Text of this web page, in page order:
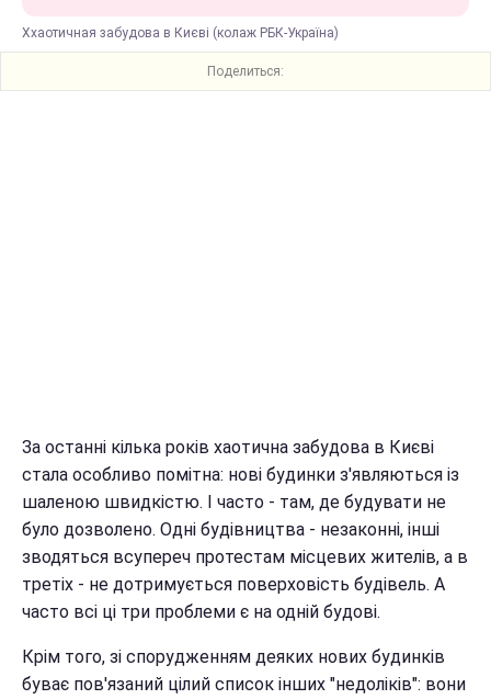
Ххаотичная забудова в Києві (колаж РБК-Україна)
Поделиться:
За останні кілька років хаотична забудова в Києві
стала особливо помітна: нові будинки з'являються із
шаленою швидкістю. І часто - там, де будувати не
було дозволено. Одні будівництва - незаконні, інші
зводяться всупереч протестам місцевих жителів, а в
третіх - не дотримується поверховість будівель. А
часто всі ці три проблеми є на одній будові.
Крім того, зі спорудженням деяких нових будинків
буває пов'язаний цілий список інших "недоліків": вони